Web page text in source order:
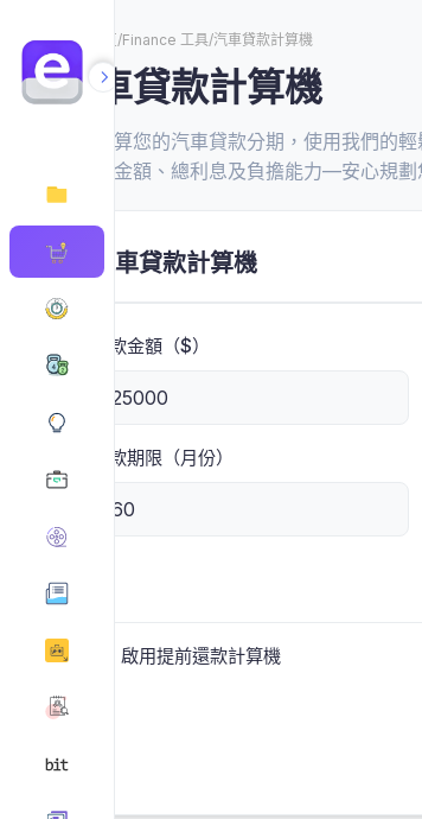
首頁/Finance 工具/汽車貸款計算機
汽車貸款計算機
快速計算您的汽車貸款分期，使用我們的
月分期金額、總利息及負擔能力—安心規
汽車貸款計算機
貸款金額（$）
貸款期限（月份）
啟用提前還款計算機